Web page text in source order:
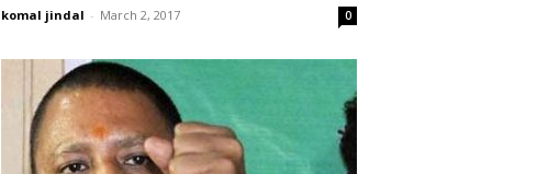
komal jindal - March 2, 2017 0